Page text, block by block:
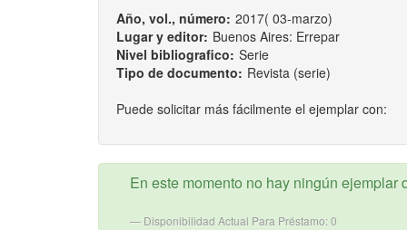
Año, vol., número: 2017( 03-marzo)
Lugar y editor: Buenos Aires: Errepar
Nivel bibliografico: Serie
Tipo de documento: Revista (serie)
Puede solicitar más fácilmente el ejemplar con:
En este momento no hay ningún ejemplar
Disponibilidad Actual Para Préstamo: 0